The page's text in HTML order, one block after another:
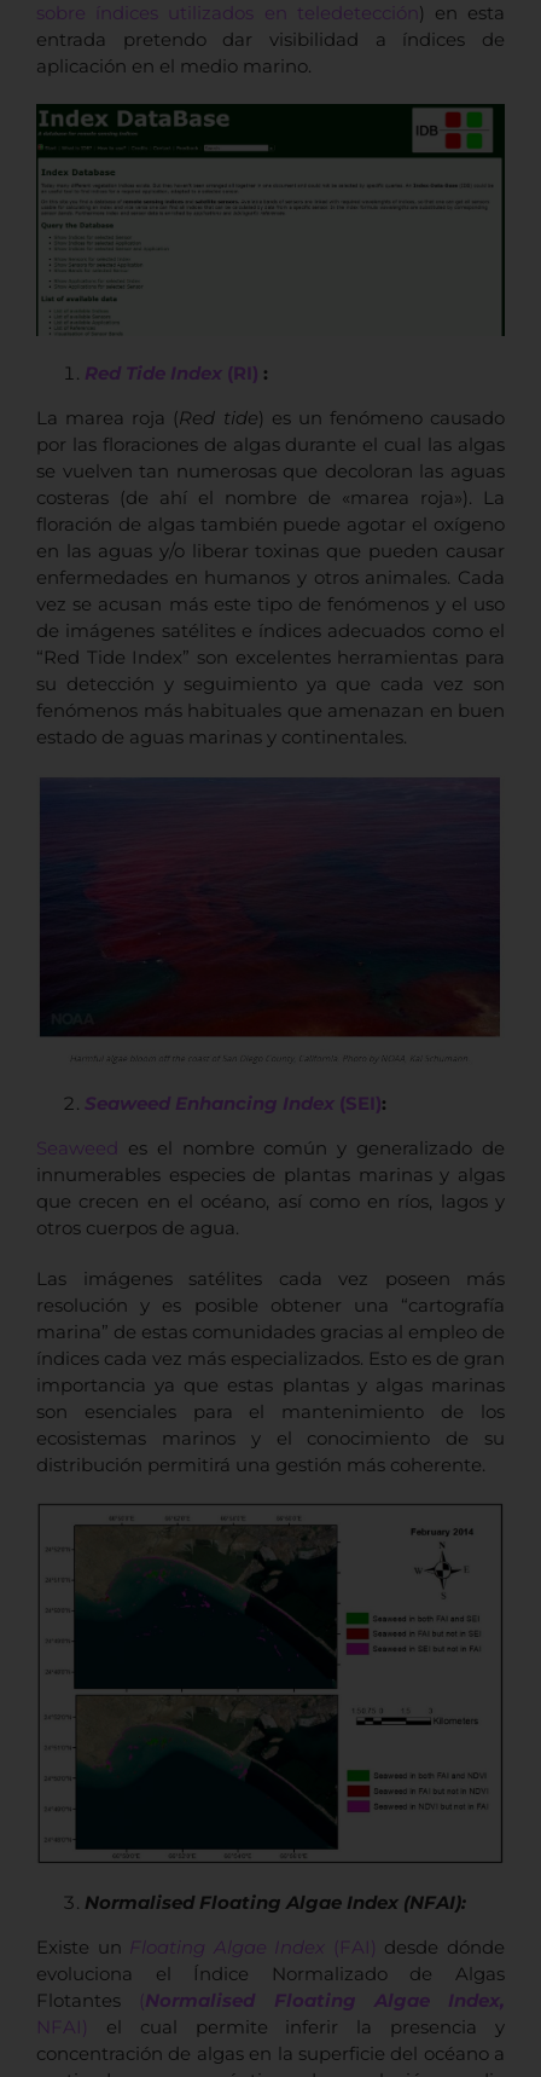
sobre índices utilizados en teledetección) en esta
entrada pretendo dar visibilidad a índices de
aplicación en el medio marino.
Red Tide Index (RI) :
La marea roja (Red tide) es un fenómeno causado
por las floraciones de algas durante el cual las algas
se vuelven tan numerosas que decoloran las aguas
costeras (de ahí el nombre de «marea roja»). La
floración de algas también puede agotar el oxígeno
en las aguas y/o liberar toxinas que pueden causar
enfermedades en humanos y otros animales. Cada
vez se acusan más este tipo de fenómenos y el uso
de imágenes satélites e índices adecuados como el
“Red Tide Index” son excelentes herramientas para
su detección y seguimiento ya que cada vez son
fenómenos más habituales que amenazan en buen
estado de aguas marinas y continentales.
Seaweed Enhancing Index (SEI):
Seaweed es el nombre común y generalizado de
innumerables especies de plantas marinas y algas
que crecen en el océano, así como en ríos, lagos y
otros cuerpos de agua.
Las imágenes satélites cada vez poseen más
resolución y es posible obtener una “cartografía
marina” de estas comunidades gracias al empleo de
índices cada vez más especializados. Esto es de gran
importancia ya que estas plantas y algas marinas
son esenciales para el mantenimiento de los
ecosistemas marinos y el conocimiento de su
distribución permitirá una gestión más coherente.
Normalised Floating Algae Index (NFAI):
Existe un Floating Algae Index (FAI) desde dónde
evoluciona el Índice Normalizado de Algas
Flotantes (Normalised Floating Algae Index,
NFAI) el cual permite inferir la presencia y
concentración de algas en la superficie del océano a